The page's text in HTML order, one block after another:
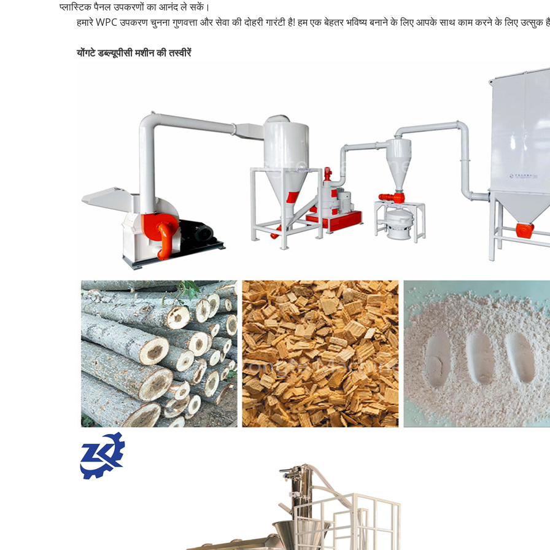
प्लास्टिक पैनल उपकरणों का आनंद ले सकें।
हमारे WPC उपकरण चुनना गुणवत्ता और सेवा की दोहरी गारंटी है! हम एक बेहतर भविष्य बनाने के लिए आपके साथ काम करने के लिए उत्सुक
योंगटे डब्ल्यूपीसी मशीन की तस्वीरें